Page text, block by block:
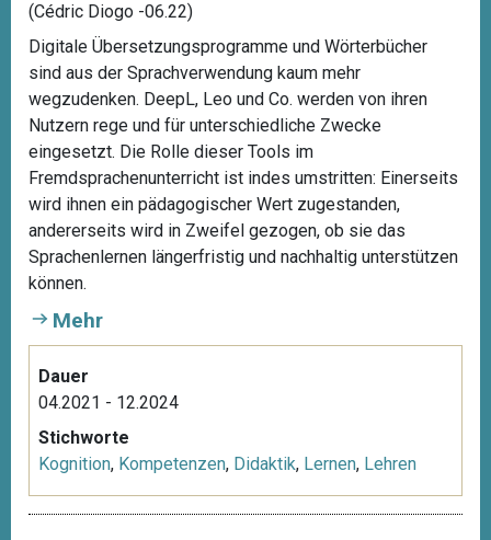
(Cédric Diogo -06.22)
Digitale Übersetzungsprogramme und Wörterbücher
sind aus der Sprachverwendung kaum mehr
wegzudenken. DeepL, Leo und Co. werden von ihren
Nutzern rege und für unterschiedliche Zwecke
eingesetzt. Die Rolle dieser Tools im
Fremdsprachenunterricht ist indes umstritten: Einerseits
wird ihnen ein pädagogischer Wert zugestanden,
andererseits wird in Zweifel gezogen, ob sie das
Sprachenlernen längerfristig und nachhaltig unterstützen
können.
Mehr
Dauer
04.2021 - 12.2024
Stichworte
Kognition, Kompetenzen, Didaktik, Lernen, Lehren